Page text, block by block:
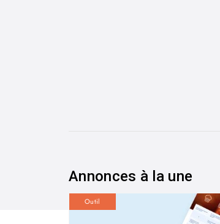
Annonces à la une
Outil